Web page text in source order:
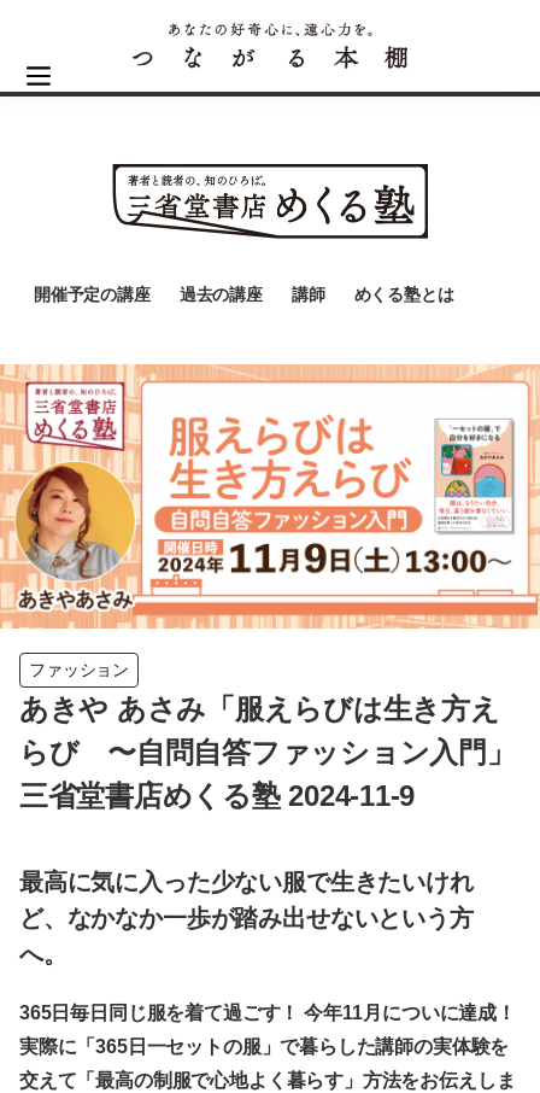
開催予定の講座 過去の講座 講師 めくる塾とは
ファッション
あきや あさみ「服えらびは生き方え
らび 〜自問自答ファッション入門」
三省堂書店めくる塾 2024-11-9
最高に気に入った少ない服で生きたいけれ
ど、なかなか一歩が踏み出せないという方
へ。
365日毎日同じ服を着て過ごす！ 今年11月についに達成！
実際に「365日一セットの服」で暮らした講師の実体験を
交えて 「最高の制服で心地よく暮らす」方法をお伝えしま